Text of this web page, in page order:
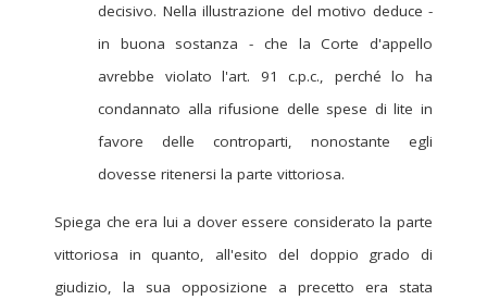
decisivo. Nella illustrazione del motivo deduce -
in buona sostanza - che la Corte d'appello
avrebbe violato l'art. 91 c.p.c., perché lo ha
condannato alla rifusione delle spese di lite in
favore delle controparti, nonostante egli
dovesse ritenersi la parte vittoriosa.
Spiega che era lui a dover essere considerato la parte
vittoriosa in quanto, all'esito del doppio grado di
giudizio, la sua opposizione a precetto era stata